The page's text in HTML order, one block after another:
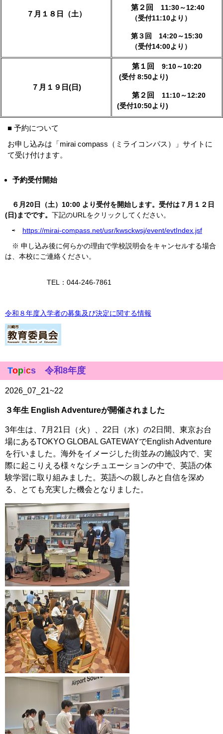
７月１８日（土）
第２回 11:30～12:40
（受付11:10より）
第３回
14:20～15:30
（受付14:00より）
７月１９日(日)
第１回 9:10～10:20
(受付 8:50より)
第２回 11:10～12:20
(受付10:50より)
■ 予約について
お申し込みは「mirai compass（ミライコンパス）」サイトに
て受け付けます。
予約受付開始​
​ ６ 月20日（土）10:00 より受付を開始します。受付は７月１２日
(日)までです。 下記のURLをクリックしてください。
⇨ https://mirai-compass.net/usr/kwsckwsj/event/evtIndex.jsf
※ 申し込み後に何らかの理由で学校説明会をキャンセルする場合
は、本校にご連絡ください。
TEL：044-246-7861
令和８年度入学者の募集及び決定に関する情報
Topics 令和8年度
2026_07_21~22
３年生 English Adventureが開催されました
3年生は、7月21日（火）、22日（水）の2日間、東京お台
場にあるTOKYO GLOBAL GATEWAYでEnglish Adventure
を行いました。海外をイメージした街並みの施設内で、実
際に起こりえる様々なシチュエーションの中で、英語の体
験学習に取り組みました。 英語への親しみと自信を深め
る、とても充実した機会となりました。